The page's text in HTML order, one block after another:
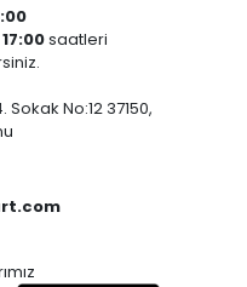
saatleri
No:12 37150,